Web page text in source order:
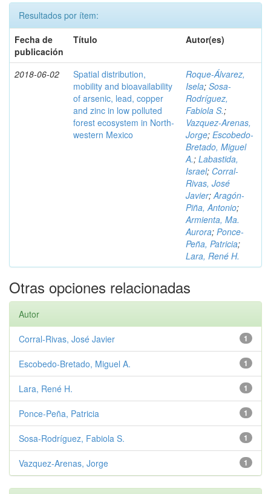
Resultados por ítem:
Fecha de
publicación
Título Autor(es)
2018-06-02
Spatial distribution,
mobility and bioavailability
of arsenic, lead, copper
and zinc in low polluted
forest ecosystem in North-
western Mexico
Roque-Álvarez,
Isela; Sosa-
Rodríguez,
Fabiola S.;
Vazquez-Arenas,
Jorge; Escobedo-
Bretado, Miguel
A.; Labastida,
Israel; Corral-
Rivas, José
Javier;Aragón-
Piña, Antonio;
Armienta, Ma.
Aurora; Ponce-
Peña, Patricia;
Lara, René H.
Otras opciones relacionadas
Autor
1
Corral-Rivas, José Javier
1
Escobedo-Bretado, Miguel A.
1
Lara, René H.
1
Ponce-Peña, Patricia
1
Sosa-Rodríguez, Fabiola S.
1
Vazquez-Arenas, Jorge